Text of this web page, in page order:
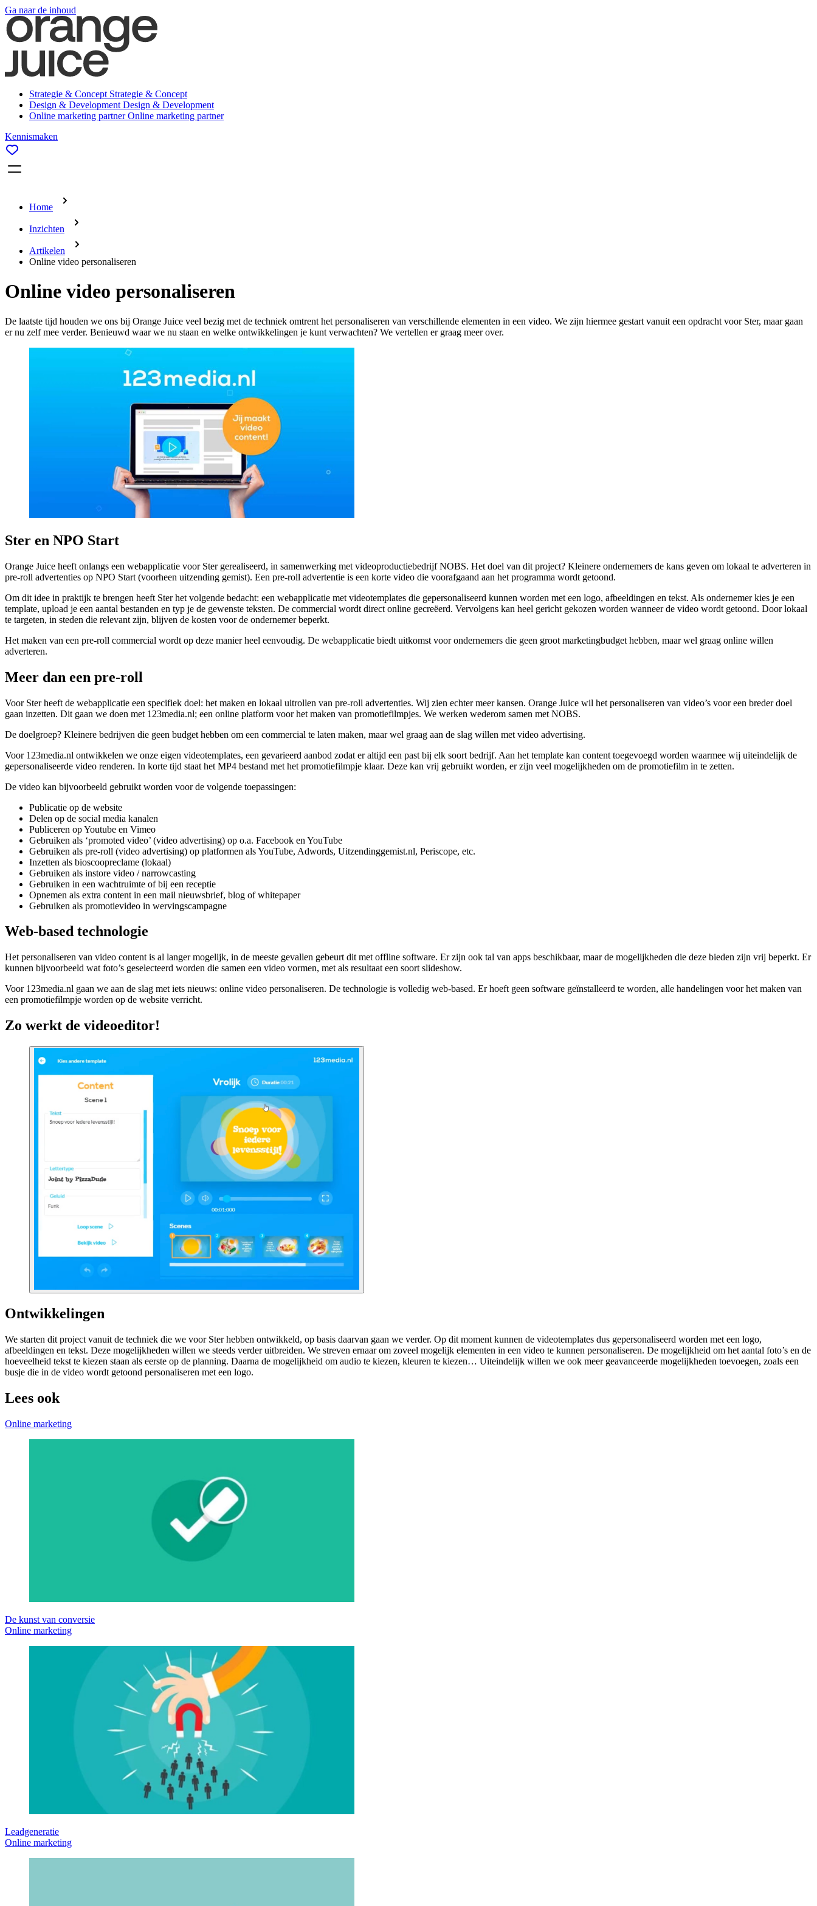
Ga naar de inhoud
Strategie & Concept Strategie & Concept
Design & Development Design & Development
Online marketing partnerOnline marketing partner
Kennismaken
Home
Inzichten
Artikelen
Online video personaliseren
Online video personaliseren
De laatste tijd houden we ons bij Orange Juice veel bezig met de techniek omtrent het personaliseren van verschillende elementen in een video. We zijn hiermee gestart vanuit een opdracht voor Ster, maar gaan
er nu zelf mee verder. Benieuwd waar we nu staan en welke ontwikkelingen je kunt verwachten? We vertellen er graag meer over.
Ster en NPO Start
Orange Juice heeft onlangs een webapplicatie voor Ster gerealiseerd, in samenwerking met videoproductiebedrijf NOBS. Het doel van dit project? Kleinere ondernemers de kans geven om lokaal te adverteren in
pre-roll advertenties op NPO Start (voorheen uitzending gemist). Een pre-roll advertentie is een korte video die voorafgaand aan het programma wordt getoond.
Om dit idee in praktijk te brengen heeft Ster het volgende bedacht: een webapplicatie met videotemplates die gepersonaliseerd kunnen worden met een logo, afbeeldingen en tekst. Als ondernemer kies je een
template, upload je een aantal bestanden en typ je de gewenste teksten. De commercial wordt direct online gecreëerd. Vervolgens kan heel gericht gekozen worden wanneer de video wordt getoond. Door lokaal
te targeten, in steden die relevant zijn, blijven de kosten voor de ondernemer beperkt.
Het maken van een pre-roll commercial wordt op deze manier heel eenvoudig. De webapplicatie biedt uitkomst voor ondernemers die geen groot marketingbudget hebben, maar wel graag online willen
adverteren.
Meer dan een pre-roll
Voor Ster heeft de webapplicatie een specifiek doel: het maken en lokaal uitrollen van pre-roll advertenties. Wij zien echter meer kansen. Orange Juice wil het personaliseren van video’s voor een breder doel
gaan inzetten. Dit gaan we doen met 123media.nl; een online platform voor het maken van promotiefilmpjes. We werken wederom samen met NOBS.
De doelgroep? Kleinere bedrijven die geen budget hebben om een commercial te laten maken, maar wel graag aan de slag willen met video advertising.
Voor 123media.nl ontwikkelen we onze eigen videotemplates, een gevarieerd aanbod zodat er altijd een past bij elk soort bedrijf. Aan het template kan content toegevoegd worden waarmee wij uiteindelijk de
gepersonaliseerde video renderen. In korte tijd staat het MP4 bestand met het promotiefilmpje klaar. Deze kan vrij gebruikt worden, er zijn veel mogelijkheden om de promotiefilm in te zetten.
De video kan bijvoorbeeld gebruikt worden voor de volgende toepassingen:
Publicatie op de website
Delen op de social media kanalen
Publiceren op Youtube en Vimeo
Gebruiken als ‘promoted video’ (video advertising) op o.a. Facebook en YouTube
Gebruiken als pre-roll (video advertising) op platformen als YouTube, Adwords, Uitzendinggemist.nl, Periscope, etc.
Inzetten als bioscoopreclame (lokaal)
Gebruiken als instore video / narrowcasting
Gebruiken in een wachtruimte of bij een receptie
Opnemen als extra content in een mail nieuwsbrief, blog of whitepaper
Gebruiken als promotievideo in wervingscampagne
Web-based technologie
Het personaliseren van video content is al langer mogelijk, in de meeste gevallen gebeurt dit met offline software. Er zijn ook tal van apps beschikbaar, maar de mogelijkheden die deze bieden zijn vrij beperkt. Er
kunnen bijvoorbeeld wat foto’s geselecteerd worden die samen een video vormen, met als resultaat een soort slideshow.
Voor 123media.nl gaan we aan de slag met iets nieuws: online video personaliseren. De technologie is volledig web-based. Er hoeft geen software geïnstalleerd te worden, alle handelingen voor het maken van
een promotiefilmpje worden op de website verricht.
Zo werkt de videoeditor!
Ontwikkelingen
We starten dit project vanuit de techniek die we voor Ster hebben ontwikkeld, op basis daarvan gaan we verder. Op dit moment kunnen de videotemplates dus gepersonaliseerd worden met een logo,
afbeeldingen en tekst. Deze mogelijkheden willen we steeds verder uitbreiden. We streven ernaar om zoveel mogelijk elementen in een video te kunnen personaliseren. De mogelijkheid om het aantal foto’s en de
hoeveelheid tekst te kiezen staan als eerste op de planning. Daarna de mogelijkheid om audio te kiezen, kleuren te kiezen… Uiteindelijk willen we ook meer geavanceerde mogelijkheden toevoegen, zoals een
busje die in de video wordt getoond personaliseren met een logo.
Lees ook
Online marketing
De kunst van conversie
Online marketing
Leadgeneratie
Online marketing